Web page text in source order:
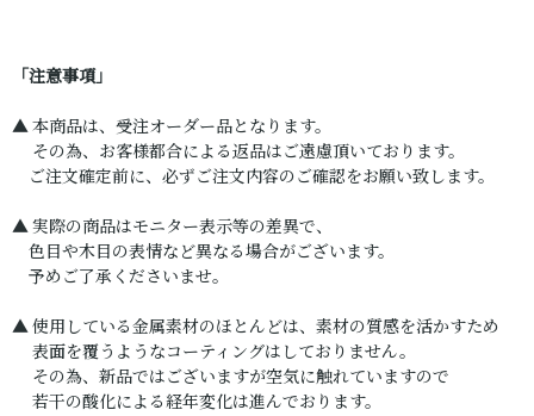
「注意事項」
▲ 本商品は、受注オーダー品となります。
その為、お客様都合による返品はご遠慮頂いております。
ご注文確定前に、必ずご注文内容のご確認をお願い致します。
▲ 実際の商品はモニター表示等の差異で、
色目や木目の表情など異なる場合がございます。
予めご了承くださいませ。
▲ 使用している金属素材のほとんどは、素材の質感を活かすため
表面を覆うようなコーティングはしておりません。
その為、新品ではございますが空気に触れていますので
若干の酸化による経年変化は進んでおります。